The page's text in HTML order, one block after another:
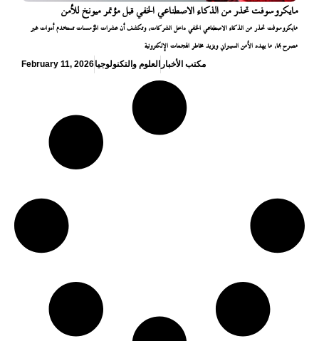
مايكروسوفت تحذر من الذكاء الاصطناعي الخفي قبل مؤتمر ميونخ للأمن
مايكروسوفت تحذر من الذكاء الاصطناعي الخفي داخل الشركات، وتكشف أن عشرات المؤسسات تستخدم أدوات غير
مصرح بها، ما يهدد الأمن السيبراني ويزيد مخاطر الهجمات الإلكترونية
February 11, 2026العلوم والتكنولوجيا مكتب الأخبار